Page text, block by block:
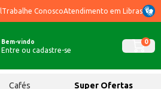
Trabalhe ConoscoAtendimento em Libras
Bem-vindo
Entre ou cadastre-se
0
Cafés Super Ofertas